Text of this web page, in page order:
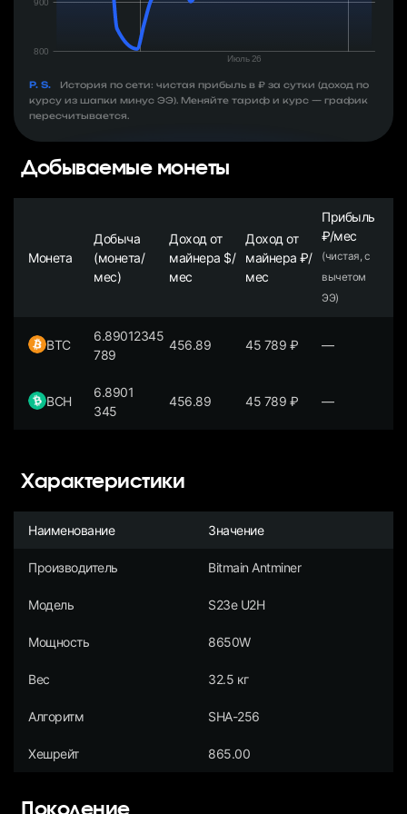
P. S.
История по сети: чистая прибыль в ₽ за сутки (доход по
курсу из шапки минус ЭЭ). Меняйте тариф и курс — график
пересчитывается.
Добываемые монеты
Монета
Добыча
(монета/
мес)
Доход от
майнера $/
мес
Доход от
майнера ₽/
мес
Прибыль
₽/мес
(чистая, с
вычетом
ЭЭ)
BTC
6.89012345
789
456.89 45 789 ₽ —
BCH
6.8901
345
456.89 45 789 ₽ —
Характеристики
Наименование Значение
Производитель Bitmain Antminer
Модель S23e U2H
Мощность 8650W
Вес 32.5 кг
Алгоритм SHA-256
Хешрейт 865.00
Поколение